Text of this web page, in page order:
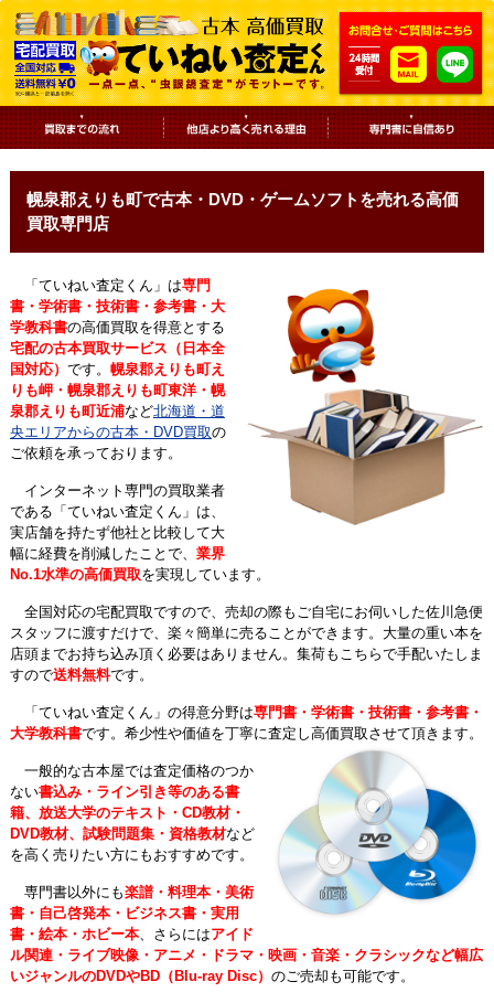
幌泉郡えりも町で古本・DVD・ゲームソフトを売れる高価
買取専門店
「ていねい査定くん」は専門
書・学術書・技術書・参考書・大
学教科書の高価買取を得意とする
宅配の古本買取サービス（日本全
国対応） です。 幌泉郡えりも町え
りも岬・幌泉郡えりも町東洋・幌
泉郡えりも町近浦など北海道・道
央エリアからの古本・DVD買取の
ご依頼を承っております。
インターネット専門の買取業者
である「ていねい査定くん」は、
実店舗を持たず他社と比較して大
幅に経費を削減したことで、 業界
No.1水準の高価買取を実現しています。
全国対応の宅配買取ですので、売却の際もご自宅にお伺いした佐川急便
スタッフに渡すだけで、楽々簡単に売ることができます。大量の重い本を
店頭までお持ち込み頂く必要はありません。集荷もこちらで手配いたしま
すので送料無料です。
「ていねい査定くん」の得意分野は専門書・学術書・技術書・参考書・
大学教科書です。希少性や価値を丁寧に査定し高価買取させて頂きます。
一般的な古本屋では査定価格のつか
ない書込み・ライン引き等のある書
籍、放送大学のテキスト・CD教材・
DVD教材、試験問題集・資格教材など
を高く売りたい方にもおすすめです。
専門書以外にも楽譜・料理本・美術
書・自己啓発本・ビジネス書・実用
書・絵本・ホビー本、さらにはアイド
ル関連・ライブ映像・アニメ・ドラマ・映画・音楽・クラシックなど幅広
いジャンルのDVDやBD（Blu-ray Disc） のご売却も可能です。